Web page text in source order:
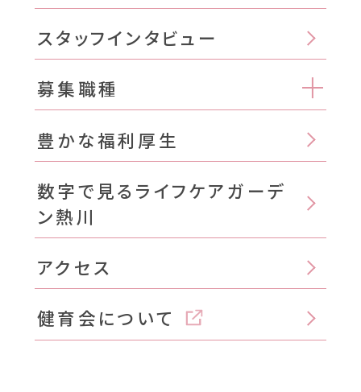
スタッフインタビュー
募集職種
豊かな福利厚生
数字で見るライフケアガーデ
ン熱川
アクセス
健育会について